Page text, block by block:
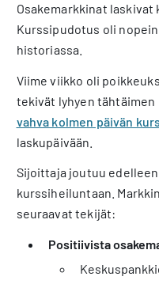
Osakemarkkinat laskivat
Kurssipudotus oli
historiassa.
Viime viikko oli
tekivät lyhyen tähtäimen
vahva kolmen päivän
laskupäivään.
Sijoittaja joutuu
kurssiheiluntaan.
seuraavat tekijät:
Positiivista